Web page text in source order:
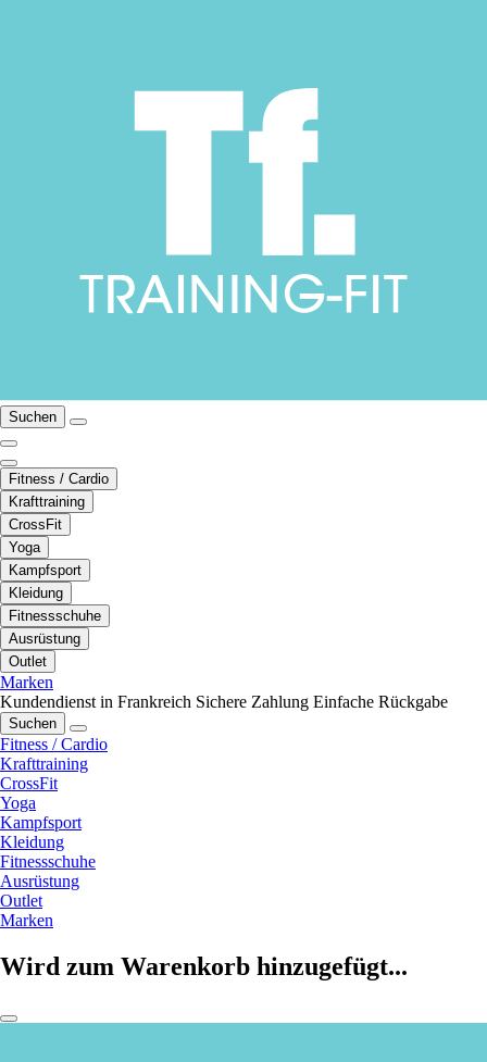
Suchen
Fitness / Cardio
Krafttraining
CrossFit
Yoga
Kampfsport
Kleidung
Fitnessschuhe
Ausrüstung
Outlet
Marken
Kundendienst in Frankreich Sichere Zahlung Einfache Rückgabe
Suchen
Fitness / Cardio
Krafttraining
CrossFit
Yoga
Kampfsport
Kleidung
Fitnessschuhe
Ausrüstung
Outlet
Marken
Wird zum Warenkorb hinzugefügt...